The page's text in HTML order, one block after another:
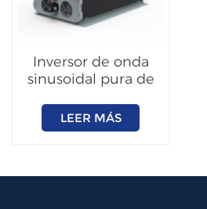
Inversor de onda
sinusoidal pura de
LEER MÁS